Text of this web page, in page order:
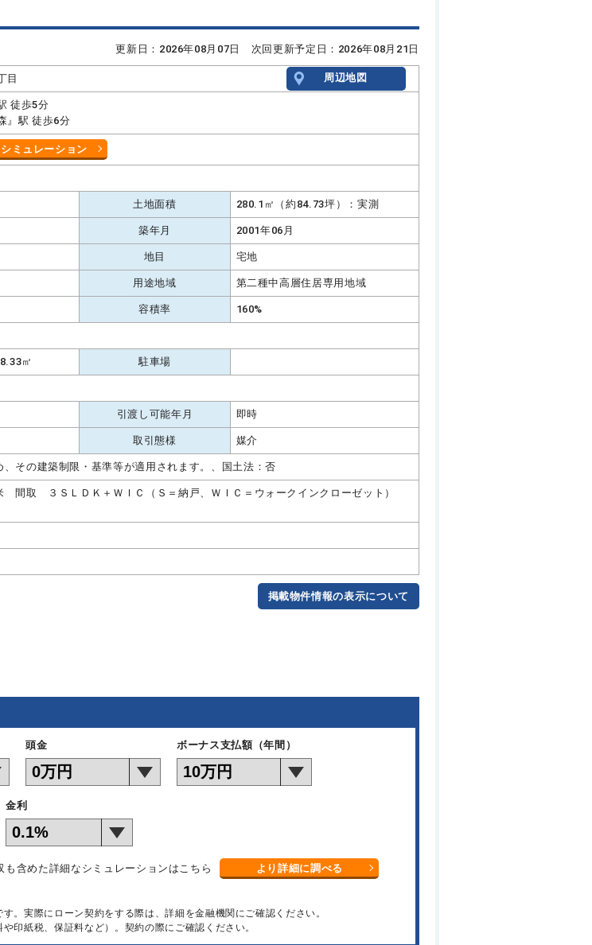
更新日：2026年08月07日 次回更新予定日：2026年08月21日
目 周辺地図
徒歩5分
』駅 徒歩6分
ミュレーション
土地面積 280.1㎡（約84.73坪）：実測
築年月 2001年06月
地目 宅地
用途地域 第二種中高層住居専用地域
容積率 160%
㎡ 駐車場
引渡し可能年月 即時
取引態様 媒介
その建築制限・基準等が適用されます。、国土法：否
間取 ３ＳＬＤＫ＋ＷＩＣ（Ｓ＝納戸、ＷＩＣ＝ウォークインクローゼット）
掲載物件情報の表示について
頭金 ボーナス支払額（年間）
金利
も含めた詳細なシミュレーションはこちら より詳細に調べる
。実際にローン契約をする際は、詳細を金融機関にご確認ください。
印紙税、保証料など）。契約の際にご確認ください。